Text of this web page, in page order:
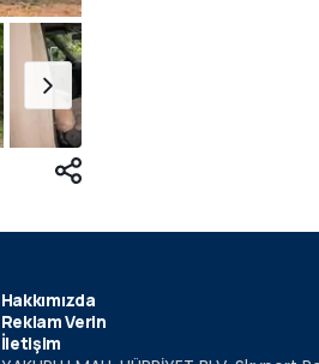
Hakkımızda
Reklam Verin
İletişim